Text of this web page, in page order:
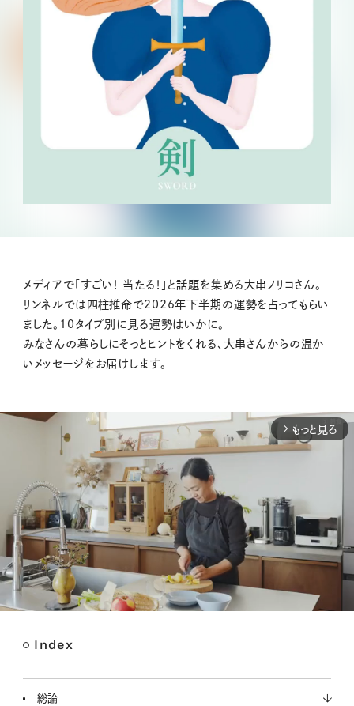
メディアで「すごい！ 当たる！」と話題を集める大串ノリコさん。
リンネルでは四柱推命で2026年下半期の運勢を占ってもらい
ました。10タイプ別に見る運勢はいかに。
みなさんの暮らしにそっとヒントをくれる、大串さんからの温か
いメッセージをお届けします。
arrow_forward_ios もっと見る
Index
総論